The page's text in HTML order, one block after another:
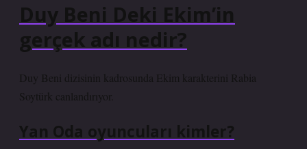
Duy Beni Deki Ekim’in
gerçek adı nedir?
Duy Beni dizisinin kadrosunda Ekim karakterini Rabia
Soytürk canlandırıyor.
Yan Oda oyuncuları kimler?